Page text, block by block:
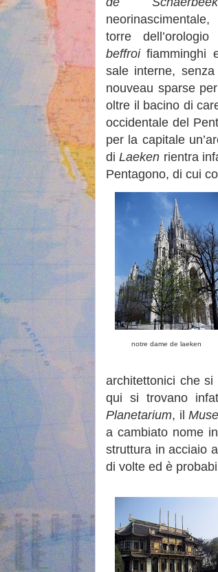
torre
beffroifiamminghi
sale interne,
nouveau sparse
oltre il bacino di
occidentale del
per la capitale
diLaeken rientra
Pentagono, di cui
notre dame de laeken
architettonici che si
qui si trovano
Planetarium, il
a cambiato nome
struttura in acciaio
di volte ed è